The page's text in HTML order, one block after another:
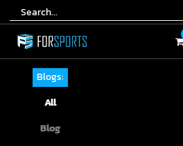
Blogs:
All
Blog